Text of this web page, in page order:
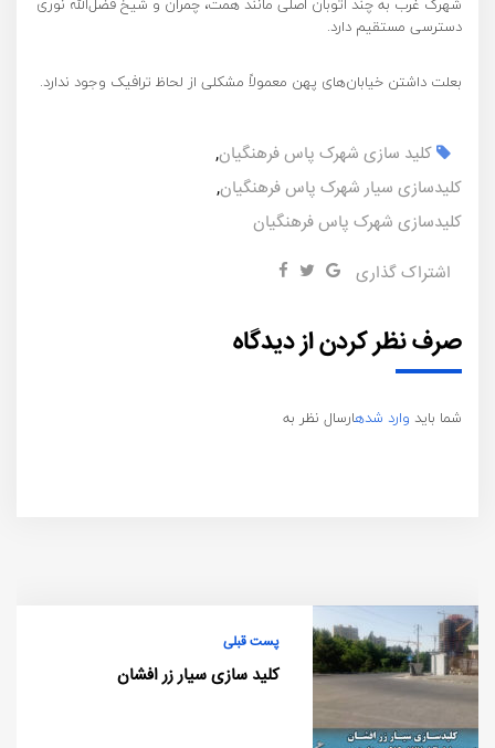
دسترسی مستقیم دارد.
بعلت داشتن خیابان‌های پهن معمولاً مشکلی از لحاظ ترافیک وجود ندارد.
کلید سازی شهرک پاس فرهنگیان,
کلیدسازی سیار شهرک پاس فرهنگیان,
کلیدسازی شهرک پاس فرهنگیان
اشتراک گذاری
صرف نظر کردن از دیدگاه
شما باید وارد شدهارسال نظر به
پست قبلی
کلید سازی سیار زر افشان